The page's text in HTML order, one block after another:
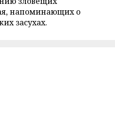
напоминающих о
засухах.